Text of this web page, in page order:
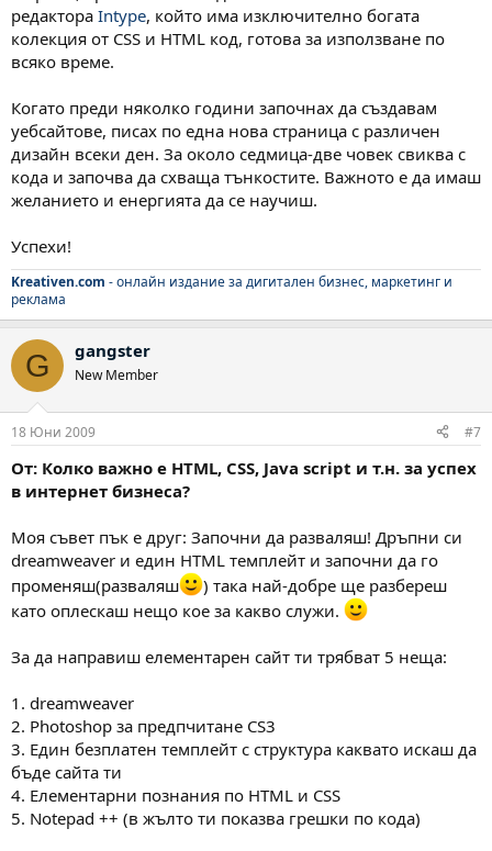
редактора Intype, който има изключително богата
колекция от CSS и HTML код, готова за използване по
всяко време.
Когато преди няколко години започнах да създавам
уебсайтове, писах по една нова страница с различен
дизайн всеки ден. За около седмица-две човек свиква с
кода и започва да схваща тънкостите. Важното е да имаш
желанието и енергията да се научиш.
Успехи!
Kreativen.com - онлайн издание за дигитален бизнес, маркетинг и
реклама
G gangster
New Member
18 Юни 2009 #7
От: Колко важно е HTML, CSS, Java script и т.н. за успех
в интернет бизнеса?
Моя съвет пък е друг: Започни да разваляш! Дръпни си
dreamweaver и един HTML темплейт и започни да го
променяш(разваляш
) така най-добре ще разбереш
като оплескаш нещо кое за какво служи.
За да направиш елементарен сайт ти трябват 5 неща:
1. dreamweaver
2. Photoshop за предпчитане CS3
3. Един безплатен темплейт с структура каквато искаш да
бъде сайта ти
4. Елементарни познания по HTML и CSS
5. Notepad ++ (в жълто ти показва грешки по кода)